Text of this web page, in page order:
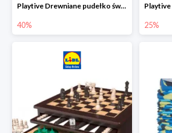
Playtive Drewniane pudełko świetlne MONTESSORI
40% 25%